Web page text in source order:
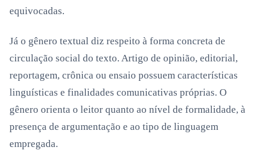
equivocadas.
Já o gênero textual diz respeito à forma concreta de
circulação social do texto. Artigo de opinião, editorial,
reportagem, crônica ou ensaio possuem características
linguísticas e finalidades comunicativas próprias. O
gênero orienta o leitor quanto ao nível de formalidade, à
presença de argumentação e ao tipo de linguagem
empregada.